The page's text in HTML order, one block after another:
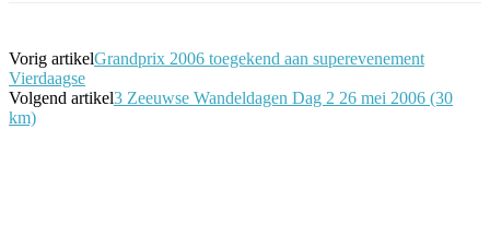
Vorig artikelGrandprix 2006 toegekend aan superevenement
Vierdaagse
Volgend artikel3 Zeeuwse Wandeldagen Dag 2 26 mei 2006 (30
km)